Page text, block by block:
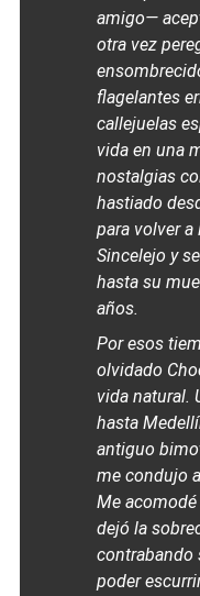
amigo—
otra vez
flagelantes
callejuelas
vida en una
nostalgias
hastiado
para volver a
Sincelejo y
hasta su
años.
Por esos
olvidado
vida natural.
hasta
antiguo
me condujo
Me
dejó la
contrabando
poder